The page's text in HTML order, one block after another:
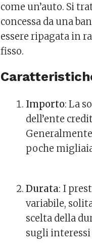
come un’auto. Si
concessa da una
essere ripagata in
fisso.
Importo: La
dell’ente
poche
Durata: I
variabile,
scelta della
sugli interessi